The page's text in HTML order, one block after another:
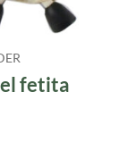
fetita